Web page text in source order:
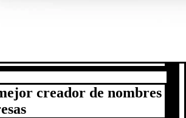
creador de nombres